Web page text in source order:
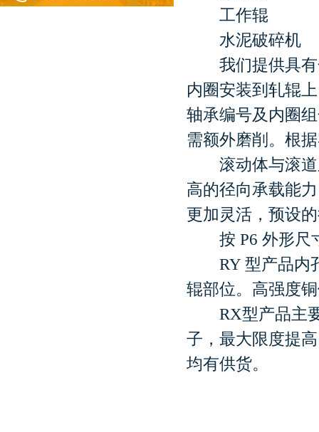
工作辊
水泥破碎机
我们提供具有
内圈安装到轧辊
轴承编号及内圈
需额外磨削。根
滚动体与滚道
高的径向承载能
更加灵活，预设
按 P6 外形尺寸
RY 型产品内孔
辊部位。高强度
RX型产品主要
子，最大限度提
均有供货。